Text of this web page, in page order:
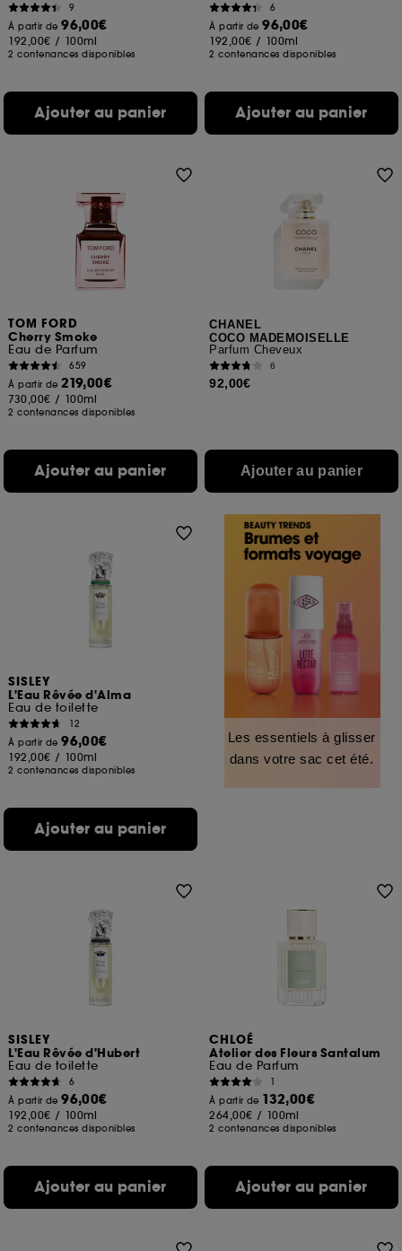
9
À partir de96,00€
192,00€ / 100ml
2 contenances disponibles
Ajouter au panier
6
À partir de96,00€
192,00€ / 100ml
2 contenances disponibles
Ajouter au panier
TOM FORD
Cherry Smoke
Eau de Parfum
659
À partir de219,00€
730,00€ / 100ml
2 contenances disponibles
Ajouter au panier
CHANEL
COCO MADEMOISELLE
Parfum Cheveux
6
92,00€
Ajouter au panier
SISLEY
L'Eau Rêvée d'Alma
Eau de toilette
12
À partir de96,00€
192,00€ / 100ml
2 contenances disponibles
Ajouter au panier
Les essentiels à glisser
dans votre sac cet été.
SISLEY
L'Eau Rêvée d'Hubert
Eau de toilette
6
À partir de96,00€
192,00€ / 100ml
2 contenances disponibles
Ajouter au panier
CHLOÉ
Atelier des Fleurs Santalum
Eau de Parfum
1
À partir de 132,00€
264,00€ / 100ml
2 contenances disponibles
Ajouter au panier